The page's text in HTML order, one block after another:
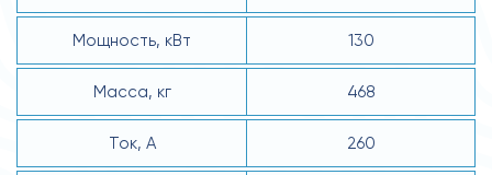
Мощность, кВт 130
Масса, кг 468
Ток, А 260